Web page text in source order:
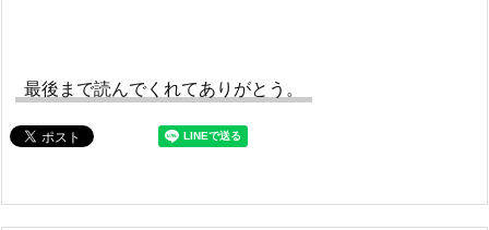
最後まで読んでくれてありがとう。